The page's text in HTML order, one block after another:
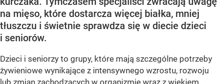
na mięso, które dostarcza więcej białka, mniej
tłuszczu i świetnie sprawdza się w diecie dzieci
i seniorów.
Dzieci i seniorzy to grupy, które mają szczególne potrzeby
żywieniowe wynikające z intensywnego wzrostu, rozwoju